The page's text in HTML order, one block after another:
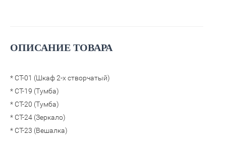
ОПИСАНИЕ ТОВАРА
* СТ-01 (Шкаф 2-х створчатый)
* СТ-19 (Тумба)
* СТ-20 (Тумба)
* СТ-24 (Зеркало)
* СТ-23 (Вешалка)